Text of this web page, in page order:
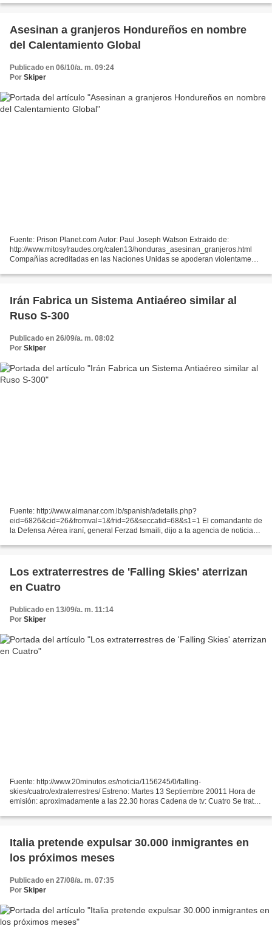
Asesinan a granjeros Hondureños en nombre
del Calentamiento Global
Publicado en 06/10/a. m. 09:24
Por Skiper
Fuente: Prison Planet.com Autor: Paul Joseph Watson Extraido de:
http://www.mitosyfraudes.org/calen13/honduras_asesinan_granjeros.html
Compañías acreditadas en las Naciones Unidas se apoderan violentamente
Irán Fabrica un Sistema Antiaéreo similar al
Ruso S-300
Publicado en 26/09/a. m. 08:02
Por Skiper
Fuente: http://www.almanar.com.lb/spanish/adetails.php?
eid=6826&cid=26&fromval=1&frid=26&seccatid=68&s1=1 El comandante de
la Defensa Aérea iraní, general Ferzad Ismaili, dijo a la agencia de noticias
Los extraterrestres de 'Falling Skies' aterrizan
en Cuatro
Publicado en 13/09/a. m. 11:14
Por Skiper
Fuente: http://www.20minutos.es/noticia/1156245/0/falling-
skies/cuatro/extraterrestres/ Estreno: Martes 13 Septiembre 20011 Hora de
emisión: aproximadamente a las 22.30 horas Cadena de tv: Cuatro Se trata
Italia pretende expulsar 30.000 inmigrantes en
los próximos meses
Publicado en 27/08/a. m. 07:35
Por Skiper